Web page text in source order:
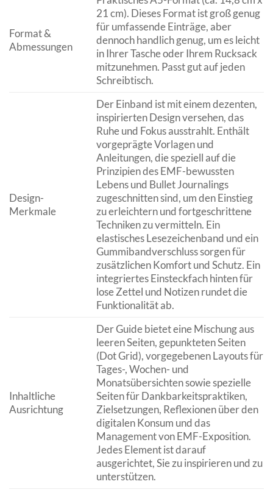
Format &
Abmessungen
21 cm). Dieses Format ist groß genug
für umfassende Einträge, aber
dennoch handlich genug, um es leicht
in Ihrer Tasche oder Ihrem Rucksack
mitzunehmen. Passt gut auf jeden
Schreibtisch.
Design-
Merkmale
Der Einband ist mit einem dezenten,
inspirierten Design versehen, das
Ruhe und Fokus ausstrahlt. Enthält
vorgeprägte Vorlagen und
Anleitungen, die speziell auf die
Prinzipien des EMF-bewussten
Lebens und Bullet Journalings
zugeschnitten sind, um den Einstieg
zu erleichtern und fortgeschrittene
Techniken zu vermitteln. Ein
elastisches Lesezeichenband und ein
Gummibandverschluss sorgen für
zusätzlichen Komfort und Schutz. Ein
integriertes Einsteckfach hinten für
lose Zettel und Notizen rundet die
Funktionalität ab.
Inhaltliche
Ausrichtung
Der Guide bietet eine Mischung aus
leeren Seiten, gepunkteten Seiten
(Dot Grid), vorgegebenen Layouts für
Tages-, Wochen- und
Monatsübersichten sowie spezielle
Seiten für Dankbarkeitspraktiken,
Zielsetzungen, Reflexionen über den
digitalen Konsum und das
Management von EMF-Exposition.
Jedes Element ist darauf
ausgerichtet, Sie zu inspirieren und zu
unterstützen.